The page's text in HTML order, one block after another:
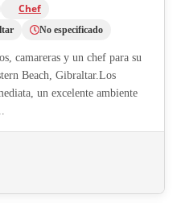
Chef
No especificado
camareras y un chef para su
Beach, Gibraltar.Los
un excelente ambiente